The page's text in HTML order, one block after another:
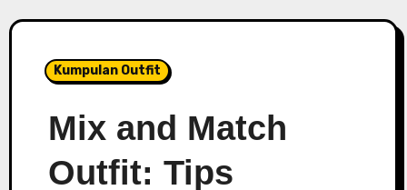
Kumpulan Outfit
Mix and Match
Outfit: Tips